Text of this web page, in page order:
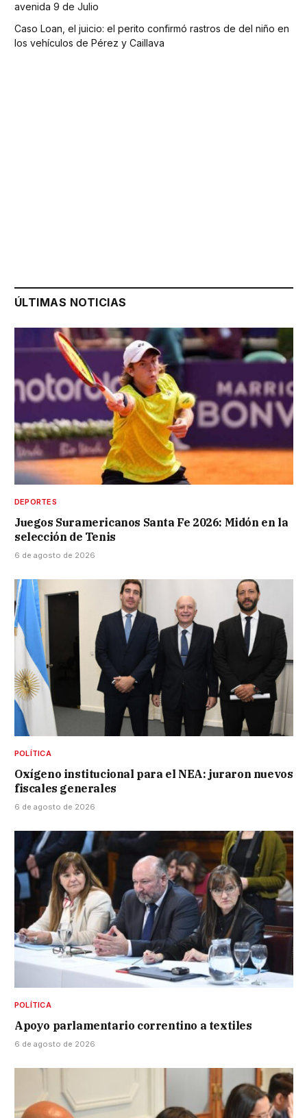
avenida 9 de Julio
Caso Loan, el juicio: el perito confirmó rastros de del niño en
los vehículos de Pérez y Caillava
ÚLTIMAS NOTICIAS
DEPORTES
Juegos Suramericanos Santa Fe 2026: Midón en la
selección de Tenis
6 de agosto de 2026
POLÍTICA
Oxígeno institucional para el NEA: juraron nuevos
fiscales generales
6 de agosto de 2026
POLÍTICA
Apoyo parlamentario correntino a textiles
6 de agosto de 2026